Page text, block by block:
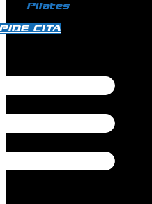
Pilates
CITA